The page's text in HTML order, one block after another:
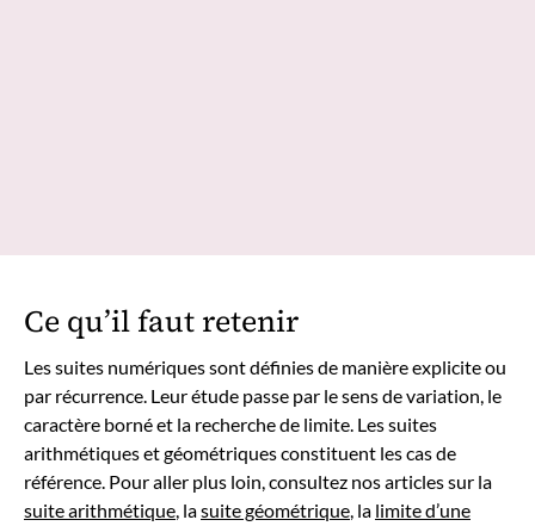
Ce qu’il faut retenir
Les suites numériques sont définies de manière explicite ou
par récurrence. Leur étude passe par le sens de variation, le
caractère borné et la recherche de limite. Les suites
arithmétiques et géométriques constituent les cas de
référence. Pour aller plus loin, consultez nos articles sur la
suite arithmétique, lasuite géométrique, la limite d’une